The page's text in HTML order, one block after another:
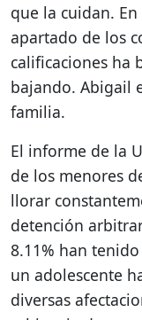
que la cuidan.
apartado de los
calificaciones ha
bajando. Abigail
familia.
El informe de la
de los menores
llorar
detención
8.11% han
un adolescente
diversas